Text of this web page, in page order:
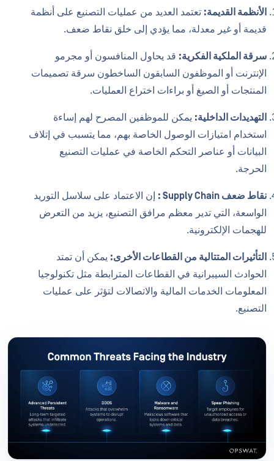
الأنظمة القديمة: تعتمد العديد من عمليات التصنيع على أنظمة
قديمة أو غير معدلة، مما يؤدي إلى خلق نقاط ضعف.
سرقة الملكية الفكرية: قد يحاول المنافسون أو مجرمو
الإنترنت أو الموظفون السابقون الساخطون سرقة تصميمات
المنتجات أو الصيغ أو براءات اختراع العمليات.
التهديدات الداخلية: يمكن للموظفين المصرح لهم إساءة
استخدام امتيازات الوصول الخاصة بهم، مما يتسبب في إتلاف
البيانات أو عناصر التحكم الخاصة في عمليات التصنيع
الحرجة.
نقاط ضعف Supply Chain :
إن الاعتماد على سلاسل التوريد
الواسعة، التي تدير معظم مرافق التصنيع، يزيد من التعرض
للهجمات الإلكترونية.
التأثيرات المتتالية من القطاعات الأخرى: يمكن أن تمتد
الحوادث السيبرانية في القطاعات المترابطة مثل تكنولوجيا
المعلومات الخدمات المالية والاتصالات لتؤثر على عمليات
التصنيع.